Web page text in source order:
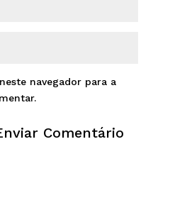
navegador para a